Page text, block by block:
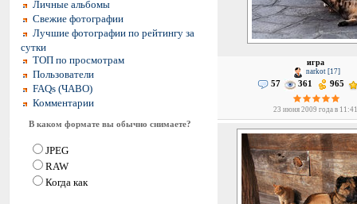
Личные альбомы
Свежие фотографии
Лучшие фотографии по рейтингу за
сутки
ТОП по просмотрам
Пользователи
FAQs (ЧАВО)
Комментарии
В каком формате вы обычно снимаете?
JPEG
RAW
Когда как
игра
narkot [17]
57 361 965
23 июня 2009 года в